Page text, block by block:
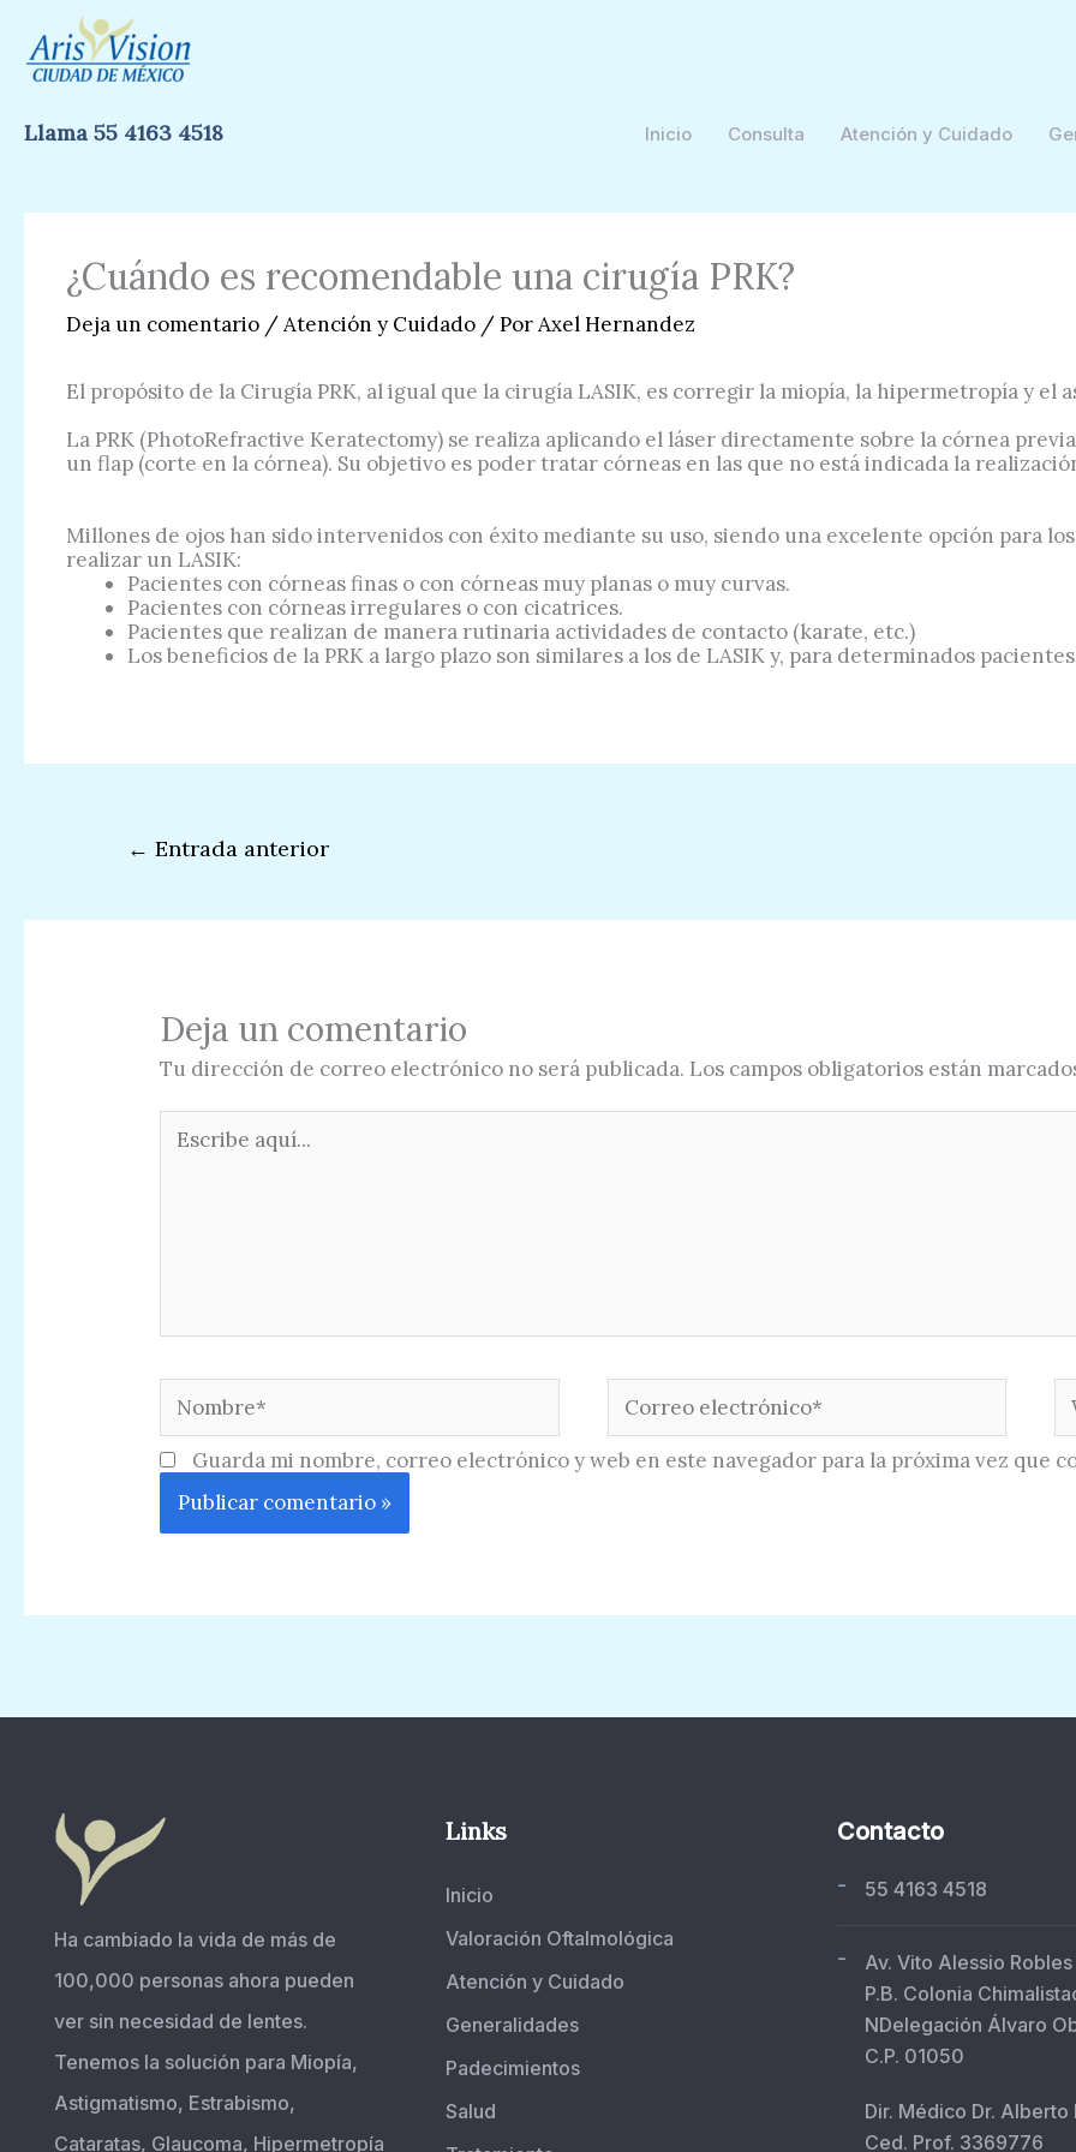
contenido
Llama 55 4163 4518 Inicio Consulta Atención y Cuidado
¿Cuándo es recomendable una cirugía PRK?
Deja un comentario /Atención y Cuidado / PorAxel Hernandez
El propósito de la Cirugía PRK, al igual que la cirugía LASIK, es corregir la miopía, la hipermetropía y el
La PRK (PhotoRefractive Keratectomy) se realiza aplicando el láser directamente sobre la córnea
un flap (corte en la córnea). Su objetivo es poder tratar córneas en las que no está indicada la
Millones de ojos han sido intervenidos con éxito mediante su uso, siendo una excelente opción para
realizar un LASIK:
Pacientes con córneas finas o con córneas muy planas o muy curvas.
Pacientes con córneas irregulares o con cicatrices.
Pacientes que realizan de manera rutinaria actividades de contacto (karate, etc.)
Los beneficios de la PRK a largo plazo son similares a los de LASIK y, para determinados
← Entrada anterior
Deja un comentario
Tu dirección de correo electrónico no será publicada. Los campos obligatorios están
aquí...
electrónico*
Guarda mi nombre, correo electrónico y web en este navegador para la próxima vez que
Ha cambiado la vida de más de
100,000 personas ahora pueden
ver sin necesidad de lentes.
Tenemos la solución para Miopía,
Astigmatismo, Estrabismo,
Cataratas, Glaucoma, Hipermetropía
Links
Inicio
Valoración Oftalmológica
Atención y Cuidado
Generalidades
Padecimientos
Salud
Contacto
- 55 4163 4518
-
Av. Vito Alessio
P.B. Colonia
NDelegación Álvaro
C.P. 01050
Dir. Médico Dr. Alberto
Ced. Prof. 3369776